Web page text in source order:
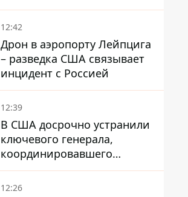
опаздывают более чем на
12 часов
12:42
Дрон в аэропорту Лейпцига
– разведка США связывает
инцидент с Россией
12:39
В США досрочно устранили
ключевого генерала,
координировавшего
поддержку Украины -
причину умалчивают
12:26